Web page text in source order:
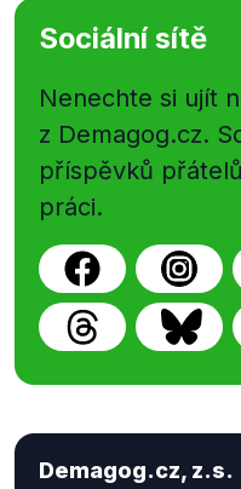
Sociální sítě
Nenechte si ujít
z Demagog.cz.
příspěvků
práci.
Demagog.cz, z.s.